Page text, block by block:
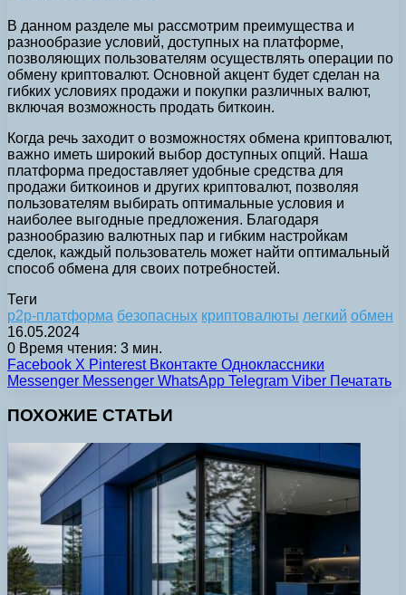
В данном разделе мы рассмотрим преимущества и
разнообразие условий, доступных на платформе,
позволяющих пользователям осуществлять операции по
обмену криптовалют. Основной акцент будет сделан на
гибких условиях продажи и покупки различных валют,
включая возможность продать биткоин.
Когда речь заходит о возможностях обмена криптовалют,
важно иметь широкий выбор доступных опций. Наша
платформа предоставляет удобные средства для
продажи биткоинов и других криптовалют, позволяя
пользователям выбирать оптимальные условия и
наиболее выгодные предложения. Благодаря
разнообразию валютных пар и гибким настройкам
сделок, каждый пользователь может найти оптимальный
способ обмена для своих потребностей.
Теги
p2p-платформа безопасных криптовалюты легкий обмен
16.05.2024
0 Время чтения: 3 мин.
Facebook X Pinterest Вконтакте Одноклассники
Messenger Messenger WhatsApp Telegram Viber Печатать
ПОХОЖИЕ СТАТЬИ